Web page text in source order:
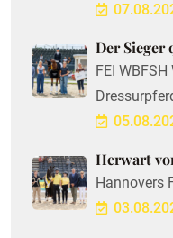
Der Sieger
FEI
Herwart
Hannovers